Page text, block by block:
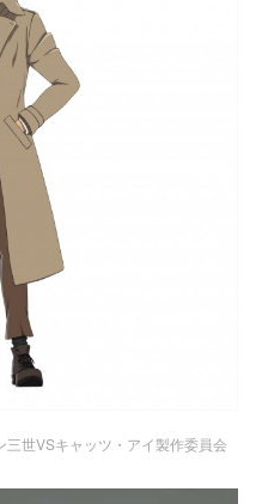
三世VSキャッツ・アイ製作委員会